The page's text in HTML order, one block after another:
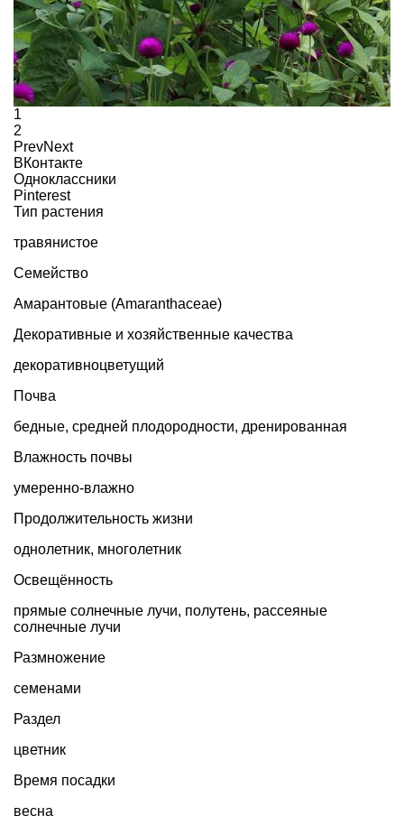
1
2
PrevNext
ВКонтакте
Одноклассники
Pinterest
Тип растения
травянистое
Семейство
Амарантовые (Amaranthaceae)
Декоративные и хозяйственные качества
декоративноцветущий
Почва
бедные, средней плодородности, дренированная
Влажность почвы
умеренно-влажно
Продолжительность жизни
однолетник, многолетник
Освещённость
прямые солнечные лучи, полутень, рассеяные
солнечные лучи
Размножение
семенами
Раздел
цветник
Время посадки
весна